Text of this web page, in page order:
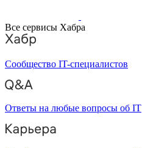
Все сервисы Хабра
Сообщество IT-специалистов
Ответы на любые вопросы об IT